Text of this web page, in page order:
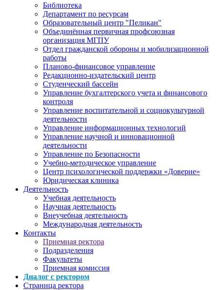
Библиотека
Департамент по ресурсам
Образовательный центр "Пеликан"
Объединённая первичная профсоюзная
организация МГПУ
Отдел гражданской обороны и мобилизационной
работы
Планово-финансовое управление
Редакционно-издательский центр
Студенческий бассейн
Управление бухгалтерского учета и финансового
контроля
Управление воспитательной и социокультурной
деятельности
Управление информационных технологий
Управление научной и инновационной
деятельности
Управление по Безопасности
Учебно-методическое управление
Центр психологической поддержки «Доверие»
Юридическая клиника
Деятельность
Учебная деятельность
Научная деятельность
Внеучебная деятельность
Международная деятельность
Контакты
Приемная ректора
Подразделения
Факультеты
Приемная комиссия
Диалог с ректором
Страница ректора